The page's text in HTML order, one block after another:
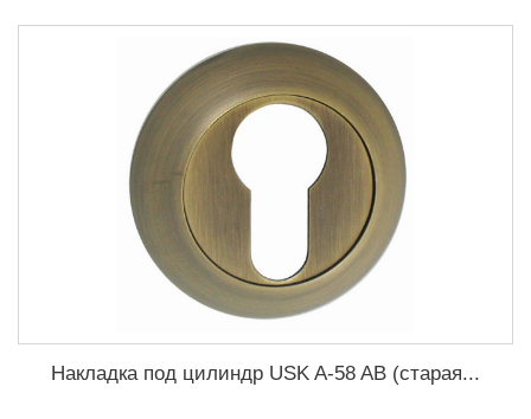
Накладка под цилиндр USK A-58 AB (старая...